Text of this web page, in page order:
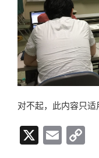
对不起，此内容只适
X E